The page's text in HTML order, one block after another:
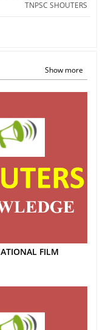
TNPSC SHOUTERS
Show more
FILM